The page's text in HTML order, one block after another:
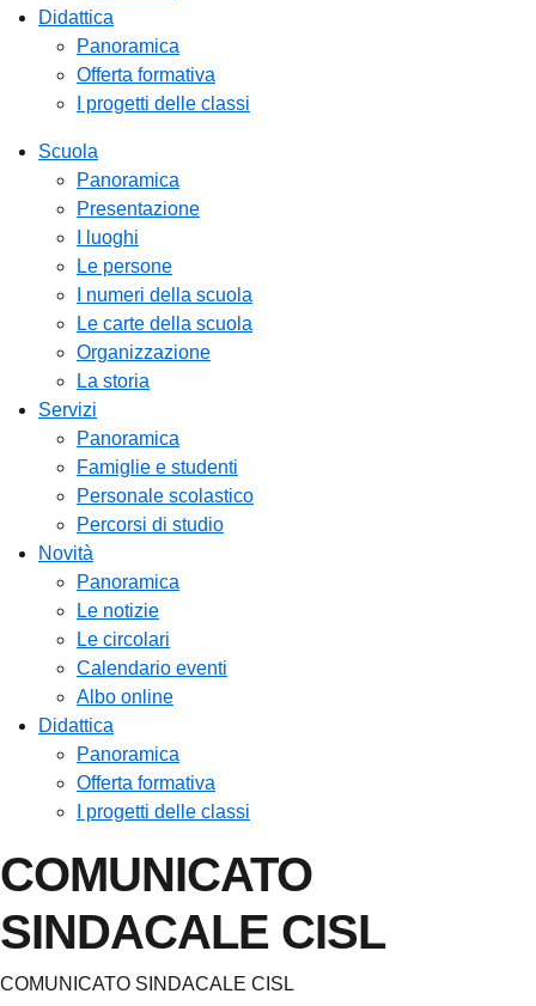
Didattica
Panoramica
Offerta formativa
I progetti delle classi
Scuola
Panoramica
Presentazione
I luoghi
Le persone
I numeri della scuola
Le carte della scuola
Organizzazione
La storia
Servizi
Panoramica
Famiglie e studenti
Personale scolastico
Percorsi di studio
Novità
Panoramica
Le notizie
Le circolari
Calendario eventi
Albo online
Didattica
Panoramica
Offerta formativa
I progetti delle classi
COMUNICATO
SINDACALE CISL
COMUNICATO SINDACALE CISL